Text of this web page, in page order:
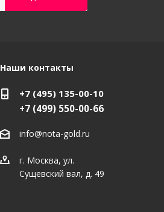
Наши контакты
+7 (495) 135-00-10
+7 (499) 550-00-66
info@nota-gold.ru
г. Москва, ул.
Сущевский вал, д. 49